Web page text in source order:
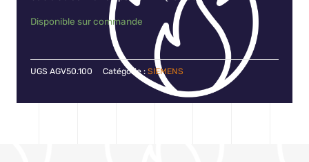
Disponible sur commande
UGS AGV50.100 Catégorie : SIEMENS